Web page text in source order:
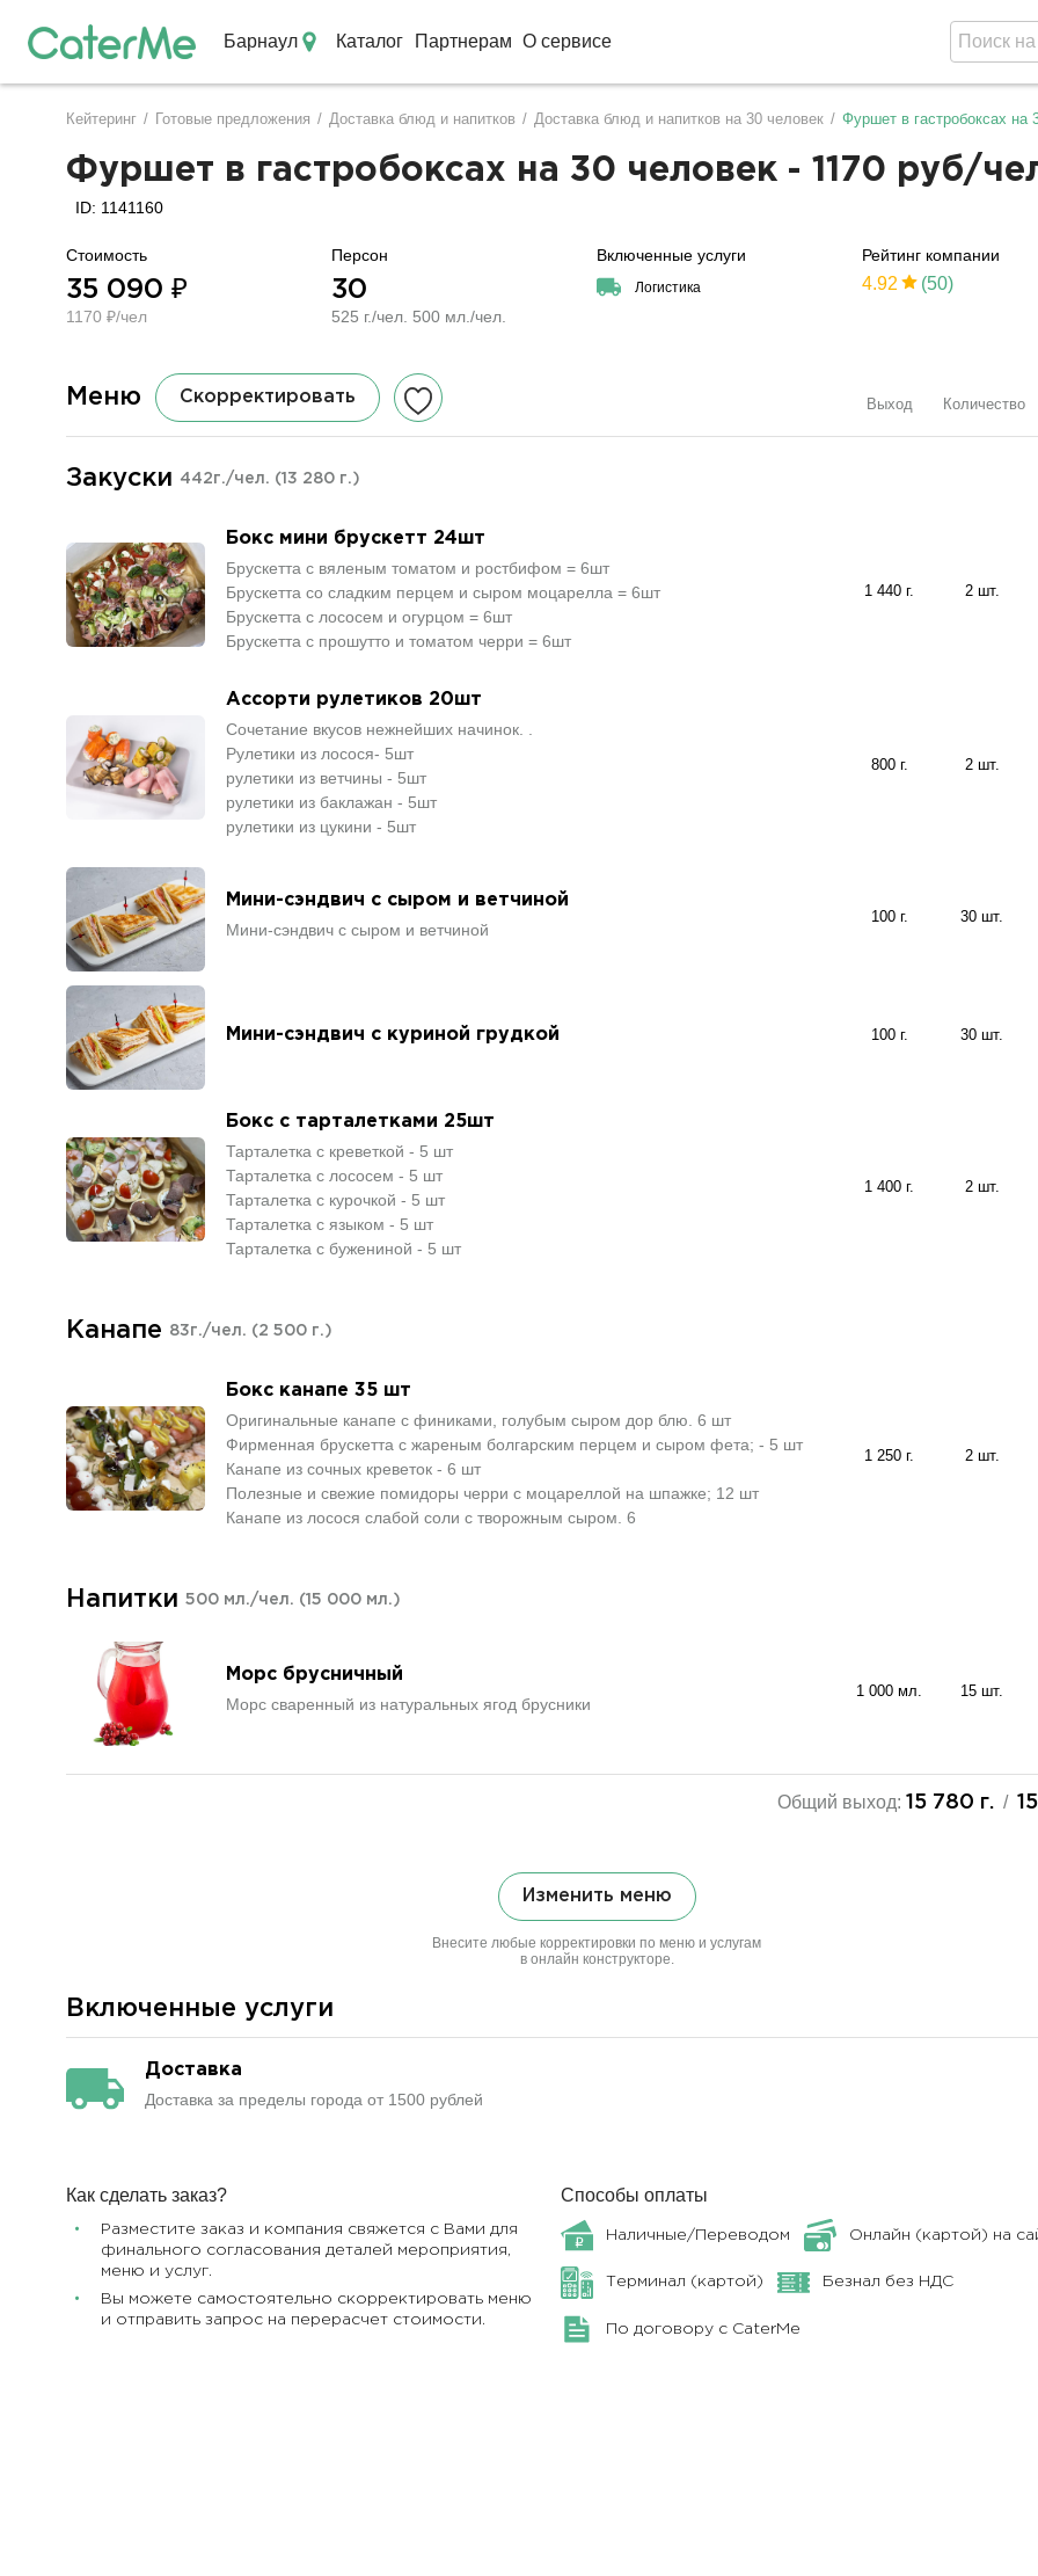
Барнаул Каталог Партнерам О сервисе
Строка
навигации
Кейтеринг / Готовые предложения / Доставка блюд и напитков / Доставка блюд и напитков на 30 человек / Фуршет в гастробоксах на
Фуршет в гастробоксах на 30 человек - 1170 руб/
ID: 1141160
Стоимость
35 090 ₽
1170 ₽/чел
Персон
30
525 г./чел. 500 мл./чел.
Включенные услуги
Логистика
Рейтинг компании
4.92 (50)
Меню Скорректировать Выход Количество
Закуски 442г./чел. (13 280 г.)
Бокс мини брускетт 24шт
Брускетта с вяленым томатом и ростбифом = 6шт
Брускетта со сладким перцем и сыром моцарелла = 6шт
Брускетта с лососем и огурцом = 6шт
Брускетта с прошутто и томатом черри = 6шт
1 440 г. 2 шт.
Ассорти рулетиков 20шт
Сочетание вкусов нежнейших начинок. .
Рулетики из лосося- 5шт
рулетики из ветчины - 5шт
рулетики из баклажан - 5шт
рулетики из цукини - 5шт
800 г. 2 шт.
Мини-сэндвич с сыром и ветчиной
Мини-сэндвич с сыром и ветчиной
100 г. 30 шт.
Мини-сэндвич с куриной грудкой 100 г. 30 шт.
Бокс с тарталетками 25шт
Тарталетка с креветкой - 5 шт
Тарталетка с лососем - 5 шт
Тарталетка с курочкой - 5 шт
Тарталетка с языком - 5 шт
Тарталетка с бужениной - 5 шт
1 400 г. 2 шт.
Канапе 83г./чел. (2 500 г.)
Бокс канапе 35 шт
Оригинальные канапе с финиками, голубым сыром дор блю. 6 шт
Фирменная брускетта с жареным болгарским перцем и сыром фета; - 5 шт
Канапе из сочных креветок - 6 шт
Полезные и свежие помидоры черри с моцареллой на шпажке; 12 шт
Канапе из лосося слабой соли с творожным сыром. 6
1 250 г. 2 шт.
Напитки 500 мл./чел. (15 000 мл.)
Морс брусничный
Морс сваренный из натуральных ягод брусники
1 000 мл. 15 шт.
Общий выход: 15 780 г./
Изменить меню
Внесите любые корректировки по меню и услугам
в онлайн конструкторе.
Включенные услуги
Доставка
Доставка за пределы города от 1500 рублей
Как сделать заказ?
Разместите заказ и компания свяжется с Вами для
финального согласования деталей мероприятия,
меню и услуг.
Вы можете самостоятельно скорректировать меню
и отправить запрос на перерасчет стоимости.
Способы оплаты
Наличные/Переводом Онлайн (картой) на
Терминал (картой) Безнал без НДС
По договору с CaterMe